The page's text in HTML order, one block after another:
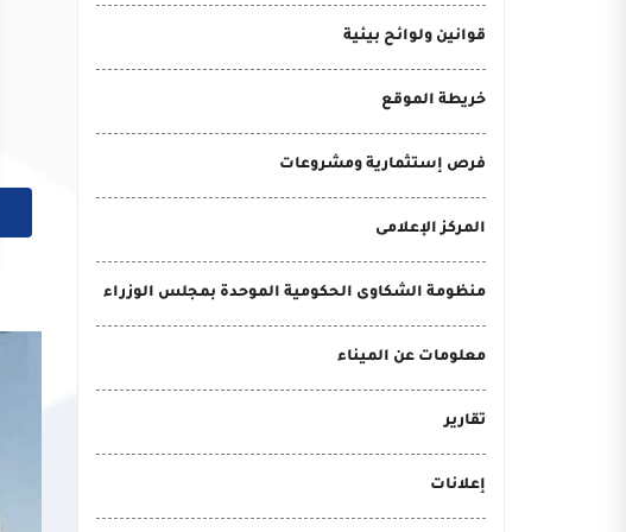
قوانين ولوائح بيئية
خريطة الموقع
فرص إستثمارية ومشروعات
المركز الإعلامى
منظومة الشكاوى الحكومية الموحدة بمجلس الوزراء
معلومات عن الميناء
تقارير
إعلانات